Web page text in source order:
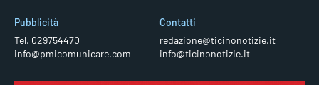
Pubblicità
Tel. 029754470
info@pmicomunicare.com
Contatti
redazione@ticinonotizie.it
info@ticinonotizie.it